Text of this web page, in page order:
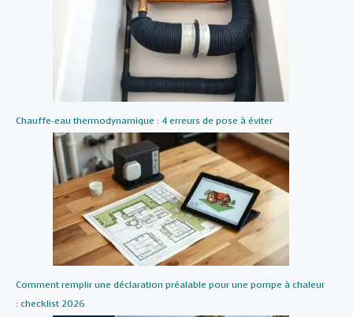
Chauffe-eau thermodynamique : 4 erreurs de pose à éviter
Comment remplir une déclaration préalable pour une pompe à chaleur
: checklist 2026